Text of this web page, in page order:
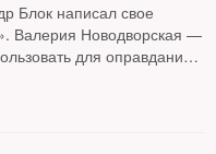
Блок написал свое
Валерия Новодворская —
для оправдания